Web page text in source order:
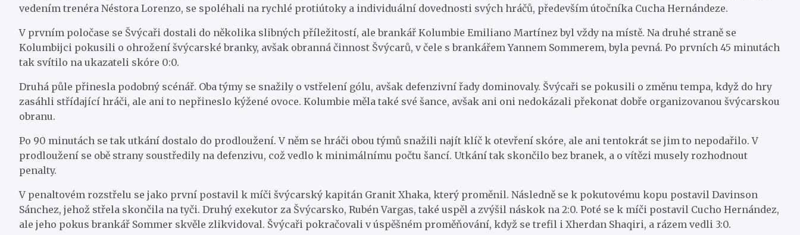
vedením trenéra Néstora Lorenzo, se spoléhali na rychlé protiútoky a individuální dovednosti svých hráčů, především útočníka Cucha Hernándeze.
V prvním poločase se Švýcaři dostali do několika slibných příležitostí, ale brankář Kolumbie Emiliano Martínez byl vždy na místě. Na druhé straně se
Kolumbijci pokusili o ohrožení švýcarské branky, avšak obranná činnost Švýcarů, v čele s brankářem Yannem Sommerem, byla pevná. Po prvních 45 minutách
tak svítilo na ukazateli skóre 0:0.
Druhá půle přinesla podobný scénář. Oba týmy se snažily o vstřelení gólu, avšak defenzivní řady dominovaly. Švýcaři se pokusili o změnu tempa, když do hry
zasáhli střídající hráči, ale ani to nepřineslo kýžené ovoce. Kolumbie měla také své šance, avšak ani oni nedokázali překonat dobře organizovanou švýcarskou
obranu.
Po 90 minutách se tak utkání dostalo do prodloužení. V něm se hráči obou týmů snažili najít klíč k otevření skóre, ale ani tentokrát se jim to nepodařilo. V
prodloužení se obě strany soustředily na defenzivu, což vedlo k minimálnímu počtu šancí. Utkání tak skončilo bez branek, a o vítězi musely rozhodnout
penalty.
V penaltovém rozstřelu se jako první postavil k míči švýcarský kapitán Granit Xhaka, který proměnil. Následně se k pokutovému kopu postavil Davinson
Sánchez, jehož střela skončila na tyči. Druhý exekutor za Švýcarsko, Rubén Vargas, také uspěl a zvýšil náskok na 2:0. Poté se k míči postavil Cucho Hernández,
ale jeho pokus brankář Sommer skvěle zlikvidoval. Švýcaři pokračovali v úspěšném proměňování, když se trefil i Xherdan Shaqiri, a rázem vedli 3:0.